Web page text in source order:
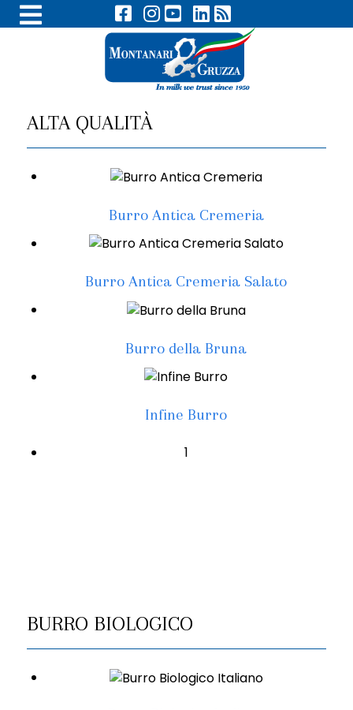
ALTA QUALITÀ
Burro Antica Cremeria
Burro Antica Cremeria Salato
Burro della Bruna
Infine Burro
1
BURRO BIOLOGICO